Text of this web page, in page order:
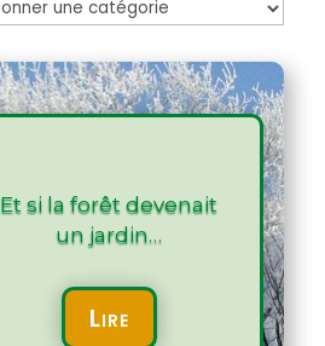
Et si la forêt devenait
un jardin…
Lire